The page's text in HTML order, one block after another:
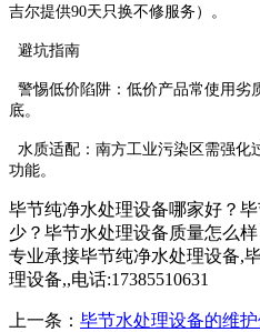
吉尔提供90天只换不修服务）。
避坑指南
警惕低价陷阱‌：低价产品常使用劣
底‌。
水质适配‌：南方工业污染区需强化
功能‌。
毕节纯净水处理设备哪家好？
少？毕节水处理设备质量怎么
专业承接毕节纯净水处理设备,
理设备,,电话:17385510631
上一条： 毕节水处理设备的维